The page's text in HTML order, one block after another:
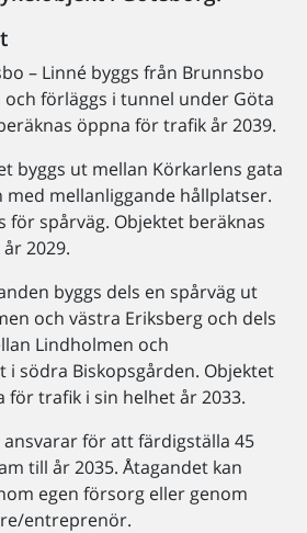
– Linné byggs från Brunnsbo
förläggs i tunnel under Göta
öppna för trafik år 2039.
byggs ut mellan Körkarlens gata
med mellanliggande hållplatser.
för spårväg. Objektet beräknas
2029.
byggs dels en spårväg ut
och västra Eriksberg och dels
Lindholmen och
i södra Biskopsgården. Objektet
för trafik i sin helhet år 2033.
för att färdigställa 45
till år 2035. Åtagandet kan
egen försorg eller genom
entreprenör.